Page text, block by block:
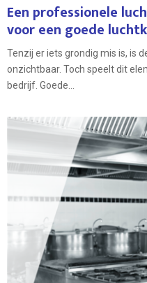
Een professionele
voor een goede
Tenzij er iets grondig mis is, is
onzichtbaar. Toch speelt dit
bedrijf. Goede...